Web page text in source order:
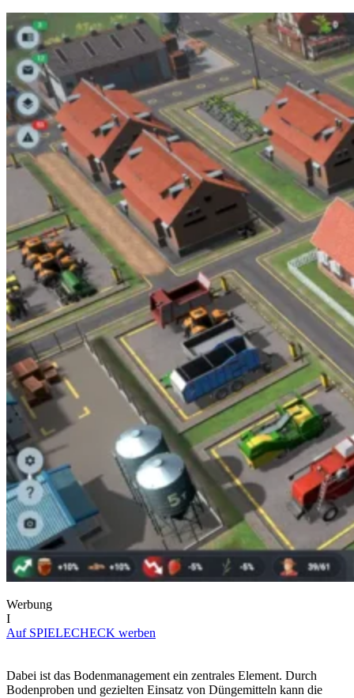
Werbung
I
Auf SPIELECHECK werben
Dabei ist das Bodenmanagement ein zentrales Element. Durch
Bodenproben und gezielten Einsatz von Düngemitteln kann die